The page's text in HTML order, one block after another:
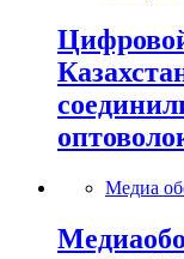
Медиа